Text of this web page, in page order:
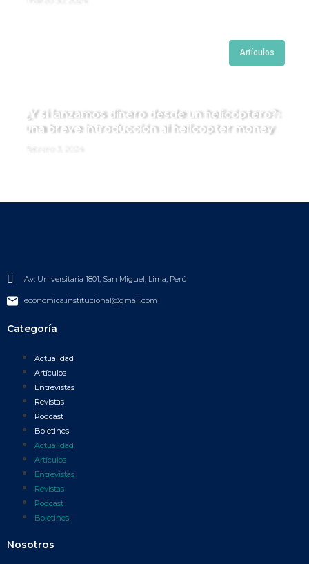
Artículos
¿Y si lanzamos dinero desde un helicóptero?:
una breve introducción al helicopter money
Av. Universitaria 1801, San Miguel, Lima, Perú
economica.institucional@gmail.com
Categoría
Actualidad
Artículos
Entrevistas
Revistas
Podcast
Boletines
Actualidad
Artículos
Entrevistas
Revistas
Podcast
Boletines
Nosotros